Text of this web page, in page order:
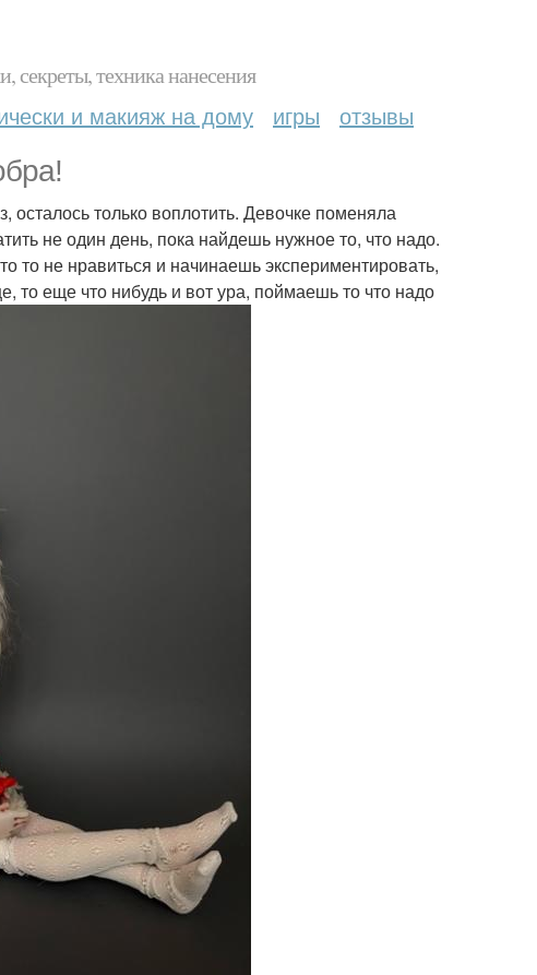
секреты, техника нанесения
и макияж на дому игры отзывы
только воплотить. Девочке поменяла
не один день, пока найдешь нужное то, что надо.
то не нравиться и начинаешь экспериментировать,
то еще что нибудь и вот ура, поймаешь то что надо